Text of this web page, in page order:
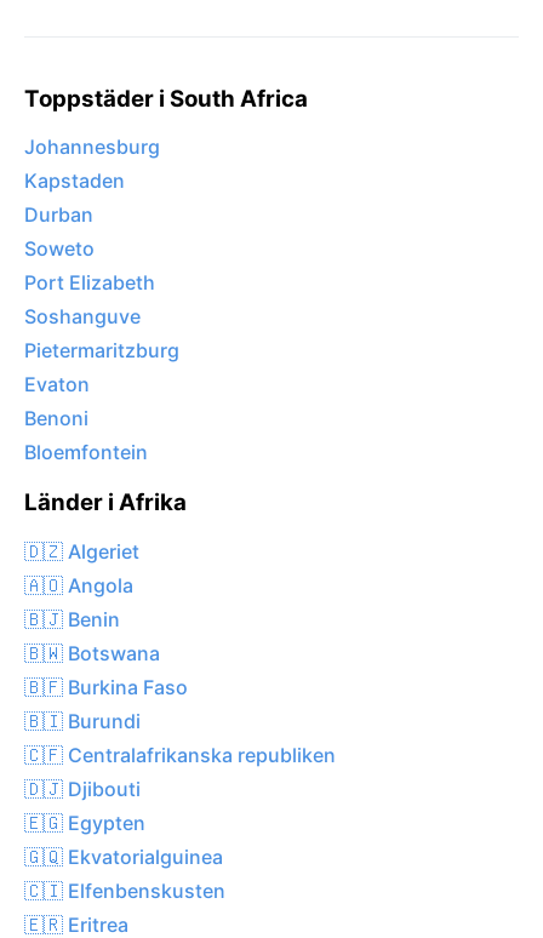
Toppstäder i South Africa
Johannesburg
Kapstaden
Durban
Soweto
Port Elizabeth
Soshanguve
Pietermaritzburg
Evaton
Benoni
Bloemfontein
Länder i Afrika
🇩🇿 Algeriet
🇦🇴 Angola
🇧🇯 Benin
🇧🇼 Botswana
🇧🇫 Burkina Faso
🇧🇮 Burundi
🇨🇫 Centralafrikanska republiken
🇩🇯 Djibouti
🇪🇬 Egypten
🇬🇶 Ekvatorialguinea
🇨🇮 Elfenbenskusten
🇪🇷 Eritrea